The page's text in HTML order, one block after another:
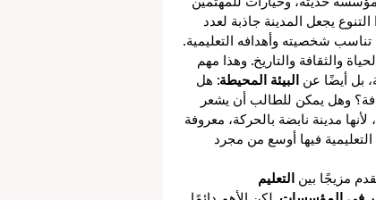
التنوع يجعل المدينة جاذبة لعدد
شخصيته وأهدافه التعليمية.
والثقافة والتاريخ. وهذا مهم
بل أيضًا عن البيئة المحيطة: هل
وهل يمكن للطالب أن يشعر
مدينة نابضة بالحركة، معروفة
التعليمية فيها أوسع من مجرد
مزيجًا بين التعليم